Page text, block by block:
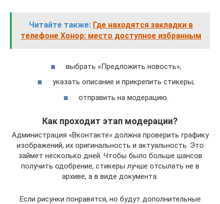
Читайте также: Где находятся закладки в
телефоне Хонор: место доступное избранным
выбрать «Предложить новость»;
указать описание и прикрепить стикеры;
отправить на модерацию.
Как проходит этап модерации?
Администрация «Вконтакте» должна проверить графику
изображений, их оригинальность и актуальность. Это
займет несколько дней. Чтобы было больше шансов
получить одобрение, стикеры лучше отсылать не в
архиве, а в виде документа.
Если рисунки понравятся, но будут дополнительные